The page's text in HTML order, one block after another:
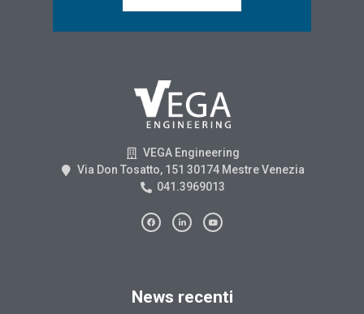
VEGA Engineering
Via Don Tosatto, 151 30174 Mestre Venezia
041.3969013
News recenti